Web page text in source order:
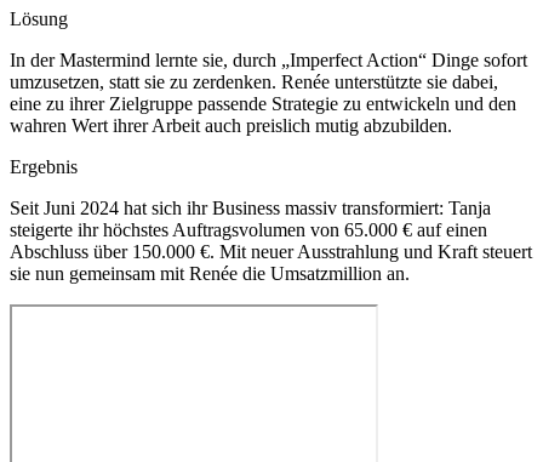
Lösung
In der Mastermind lernte sie, durch „Imperfect Action“ Dinge sofort
umzusetzen, statt sie zu zerdenken. Renée unterstützte sie dabei,
eine zu ihrer Zielgruppe passende Strategie zu entwickeln und den
wahren Wert ihrer Arbeit auch preislich mutig abzubilden.
Ergebnis
Seit Juni 2024 hat sich ihr Business massiv transformiert: Tanja
steigerte ihr höchstes Auftragsvolumen von 65.000 € auf einen
Abschluss über 150.000 €. Mit neuer Ausstrahlung und Kraft steuert
sie nun gemeinsam mit Renée die Umsatzmillion an.